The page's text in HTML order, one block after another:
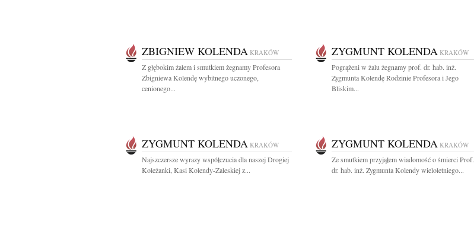
ZBIGNIEW KOLENDA KRAKÓW
Z głębokim żalem i smutkiem żegnamy Profesora
Zbigniewa Kolendę wybitnego uczonego,
cenionego...
ZYGMUNT KOLENDA KRAKÓW
Pogrążeni w żalu żegnamy prof. dr. hab. inż.
Zygmunta Kolendę Rodzinie Profesora i Jego
Bliskim...
ZYGMUNT KOLENDA KRAKÓW
Najszczersze wyrazy współczucia dla naszej Drogiej
Koleżanki, Kasi Kolendy-Zaleskiej z...
ZYGMUNT KOLENDA KRAKÓW
Ze smutkiem przyjąłem wiadomość o śmierci Prof.
dr. hab. inż. Zygmunta Kolendy wieloletniego...